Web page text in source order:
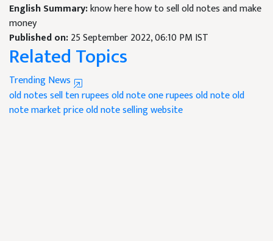
English Summary:know here how to sell old notes and make
money
Published on:25 September 2022, 06:10 PM IST
Related Topics
Trending News
old notes sellten rupees old noteone rupees old noteold
note market priceold note selling website